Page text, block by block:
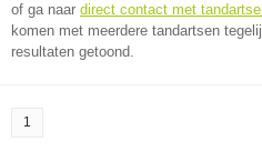
of ga naar direct contact met
komen met meerdere tandartsen
resultaten getoond.
1